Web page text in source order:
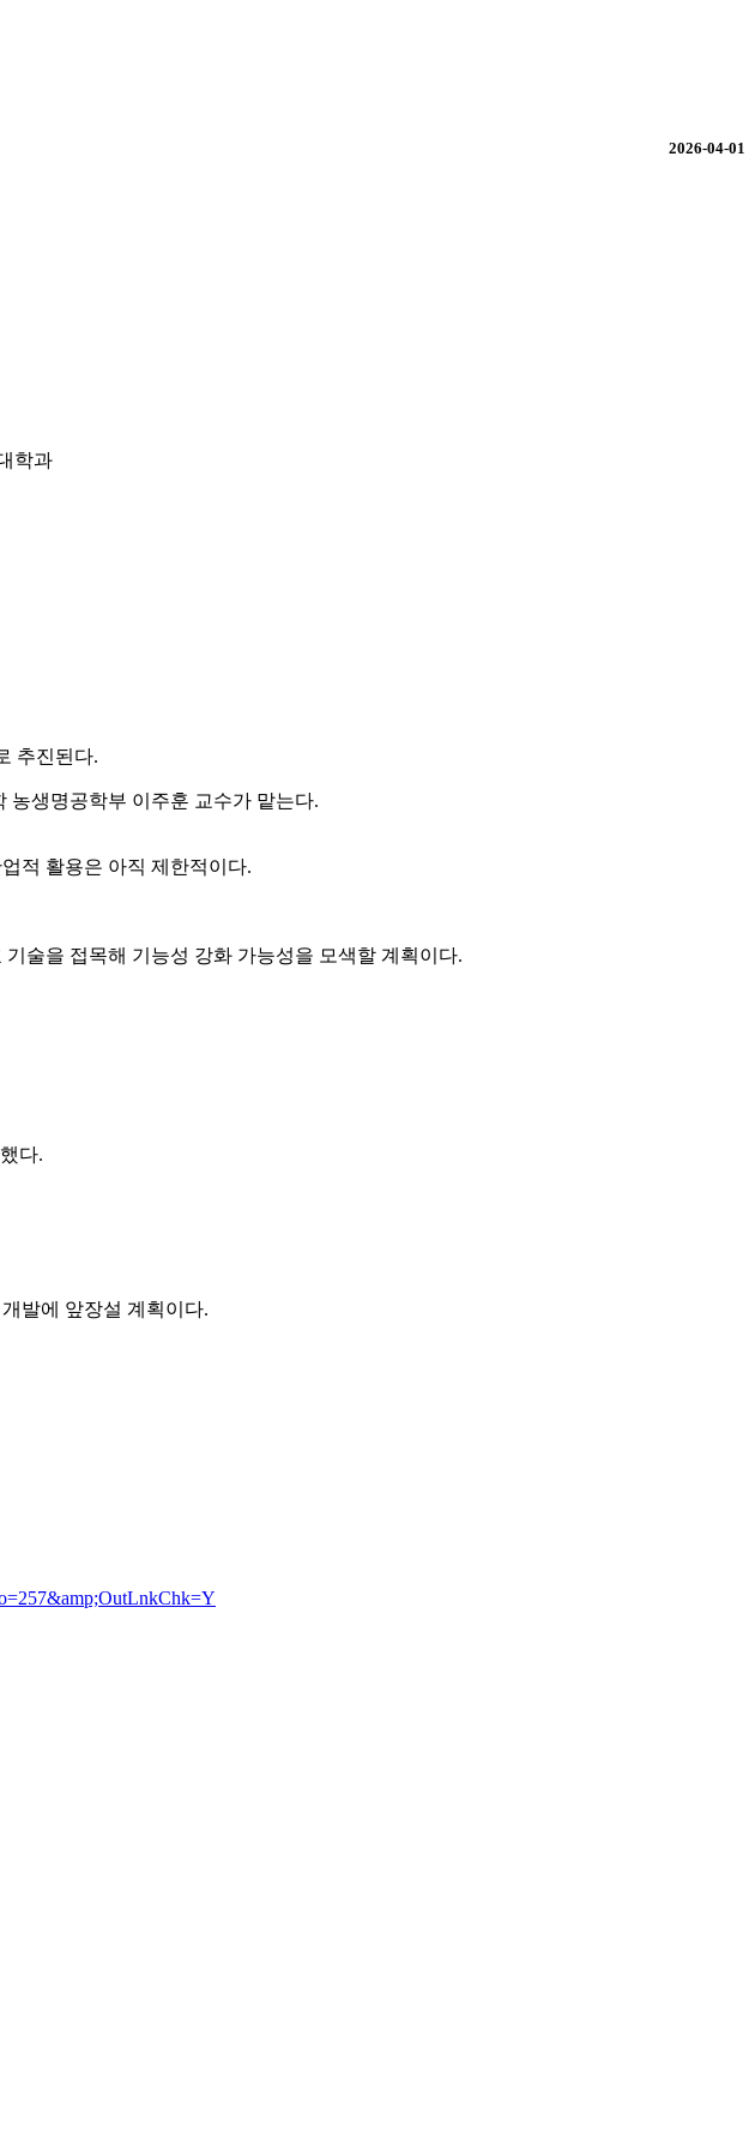
2026-04-01
학과
추진된다.
농생명공학부 이주훈 교수가 맡는다.
적 활용은 아직 제한적이다.
술을 접목해 기능성 강화 가능성을 모색할 계획이다.
다.
발에 앞장설 계획이다.